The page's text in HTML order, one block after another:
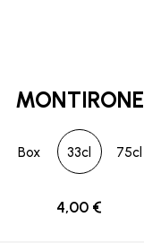
MONTIRONE
Box 33cl 75cl
4,00 €